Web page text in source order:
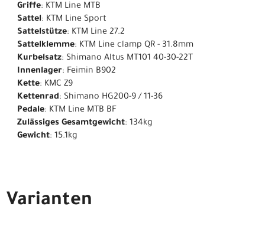
Griffe: KTM Line MTB
Sattel: KTM Line Sport
Sattelstütze: KTM Line 27.2
Sattelklemme: KTM Line clamp QR - 31.8mm
Kurbelsatz: Shimano Altus MT101 40-30-22T
Innenlager: Feimin B902
Kette: KMC Z9
Kettenrad: Shimano HG200-9 / 11-36
Pedale: KTM Line MTB BF
Zulässiges Gesamtgewicht: 134kg
Gewicht: 15.1kg
Varianten